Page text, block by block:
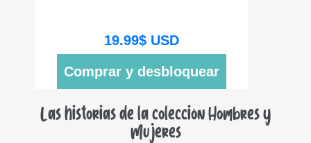
19.99$USD
Comprar y desbloquear
Las historias de la colección Hombres y
Mujeres